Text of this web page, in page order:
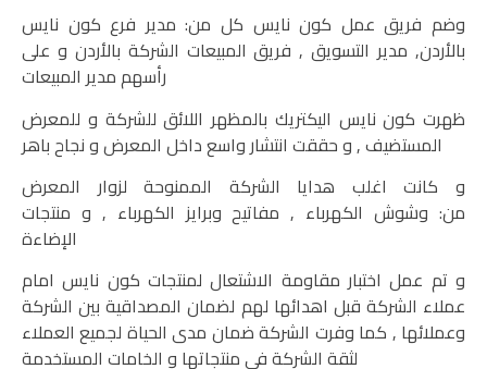
وضم فريق عمل كون نايس كل من: مدير فرع كون نايس
بالأردن, مدير التسويق , فريق المبيعات الشركة بالأردن و على
رأسهم مدير المبيعات
ظهرت كون نايس اليكتريك بالمظهر اللائق للشركة و للمعرض
المستضيف , و حققت انتشار واسع داخل المعرض و نجاح باهر
و كانت اغلب هدايا الشركة الممنوحة لزوار المعرض
من: وشوش الكهرباء , مفاتيح وبرايز الكهرباء , و منتجات
الإضاءة
و تم عمل اختبار مقاومة الاشتعال لمنتجات كون نايس امام
عملاء الشركة قبل اهدائها لهم لضمان المصداقية بين الشركة
وعملائها , كما وفرت الشركة ضمان مدى الحياة لجميع العملاء
لثقة الشركة في منتجاتها و الخامات المستخدمة